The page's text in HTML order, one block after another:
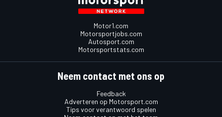
Motor1.com
Motorsportjobs.com
Autosport.com
Motorsportstats.com
Neem contact met ons op
Feedback
Adverteren op Motorsport.com
Tips voor verantwoord spelen